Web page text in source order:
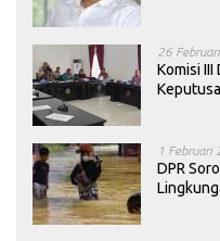
26
Komisi III
1 Februari
DPR